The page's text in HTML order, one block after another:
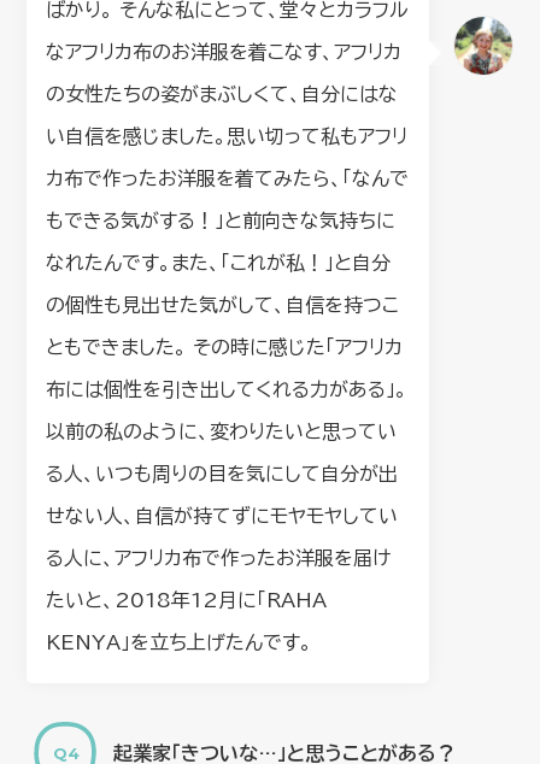
ばかり。 そんな私にとって、堂々とカラフル
なアフリカ布のお洋服を着こなす、アフリカ
の女性たちの姿がまぶしくて、自分にはな
い自信を感じました。思い切って私もアフリ
カ布で作ったお洋服を着てみたら、「なんで
もできる気がする！」と前向きな気持ちに
なれたんです。また、「これが私！」と自分
の個性も見出せた気がして、自信を持つこ
ともできました。 その時に感じた「アフリカ
布には個性を引き出してくれる力がある」。
以前の私のように、変わりたいと思ってい
る人、いつも周りの目を気にして自分が出
せない人、自信が持てずにモヤモヤしてい
る人に、アフリカ布で作ったお洋服を届け
たいと、2018年12月に「RAHA
KENYA」を立ち上げたんです。
起業家「きついな…」と思うことがある？